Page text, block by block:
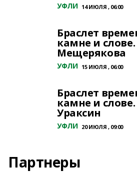
УФЛИ 14 ИЮЛЯ , 06:00
Браслет
камне и
Мещерякова
УФЛИ 15 ИЮЛЯ , 06:00
Браслет
камне и
Ураксин
УФЛИ 20 ИЮЛЯ , 09:00
Партнеры